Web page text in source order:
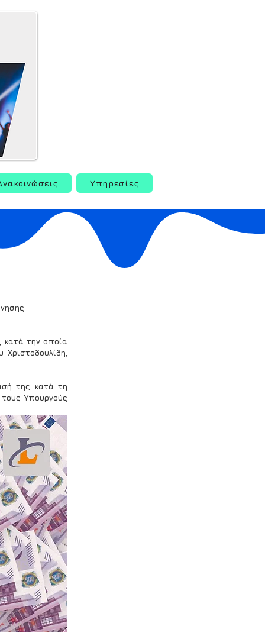
Υπηρεσίες
κατά την οποία
της κατά τη
Υπουργούς